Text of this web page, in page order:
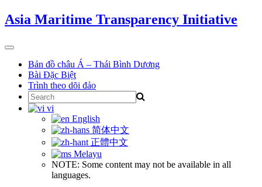
Skip
to
Asia Maritime Transparency Initiative
Toggle
navigationBản đồ châu Á – Thái Bình Dương
Bài Đặc Biệt
Trình theo dõi đảo
Search
for:
vi
English
简体中文
正體中文
Melayu
NOTE: Some content may not be available in all
languages.